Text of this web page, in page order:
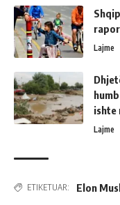
Lajme
ishte
Lajme
ETIKETUAR: Elon